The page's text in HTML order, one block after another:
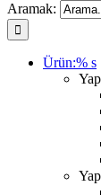
Aramak:
Ürün:% s